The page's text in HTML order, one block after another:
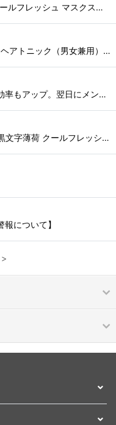
【新製品 「yuica 黒文字薄荷 クールフレッシュ マスクスプレー【携帯用】」ご注文受付開始のお知らせ】
【KOTOHA with yuica クロモジヘアトニック（男女兼用）入荷のお知らせ】
【アクテイブに楽しく、仕事の効率もアップ。翌日にメンタルの疲れを残さないyiucaのおすすめのデイタイムルーティン】
【この夏限定の新製品 「yuica 黒文字薄荷 クールフレッシュボディオイル」ご注文受付開始のお知らせ】
について】
>